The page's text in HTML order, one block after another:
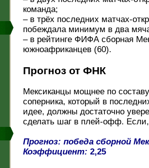
команда;
– в трёх последних матчах-
побеждала минимум в два
– в рейтинге ФИФА сборная
южноафриканцев (60).
Прогноз от ФНК
Мексиканцы мощнее по
соперника, который в
идее, должны достаточно
сделать шаг в плей-офф. Если,
Прогноз: победа сборной
Коэффициент: 2,25